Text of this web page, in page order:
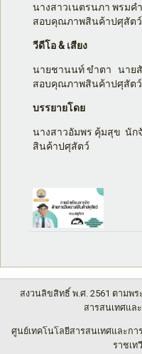
นางสาวเนตรนภา พรม
สอบคุณภาพสินค้าปศุสัตว์
วีดีโอ & เสียง
นายชานนท์ ขำตา นาย
สอบคุณภาพสินค้าปศุสัตว์
บรรยายโดย
นางสาวอัมพร คุ้มสุข นัก
สินค้าปศุสัตว์
สงวนลิขสิทธิ์ พ.ศ. 2561 ตามพ
สารสนเทศแล
ศูนย์เทคโนโลยีสารสนเทศและก
ราชเท